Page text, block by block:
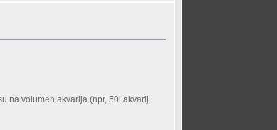
na volumen akvarija (npr, 50l akvarij